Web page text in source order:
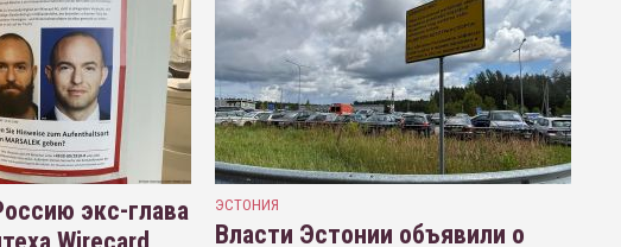
экс-глава
ЭСТОНИЯ
Власти Эстонии объявили о